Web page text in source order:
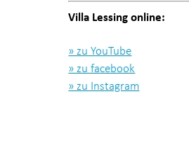
Villa Lessing online:
» zu YouTube
» zu facebook
» zu Instagram